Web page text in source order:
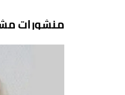
منشورات